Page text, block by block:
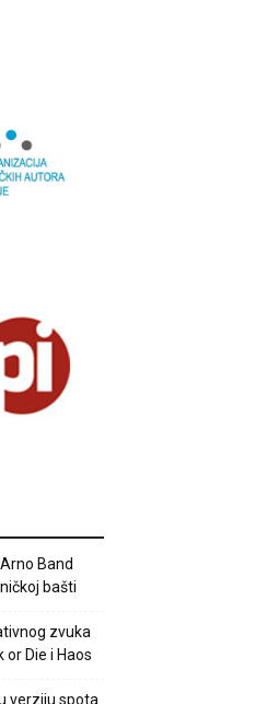
Band
bašti
zvuka
Die i Haos
verziju spota